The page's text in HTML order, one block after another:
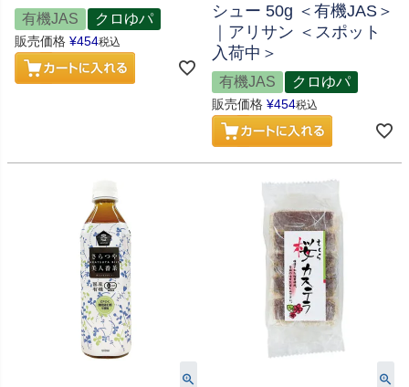
有機JAS クロゆパ
販売価格 ¥454税込
シュー 50g ＜有機JAS＞
｜アリサン ＜スポット
入荷中＞
有機JAS クロゆパ
販売価格 ¥454税込